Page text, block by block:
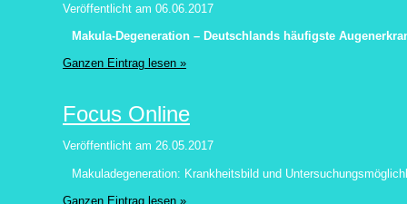
Veröffentlicht am 06.06.2017
Makula-Degeneration – Deutschlands häufigste
Ganzen Eintrag lesen »
Focus Online
Veröffentlicht am 26.05.2017
Makuladegeneration: Krankheitsbild und
Ganzen Eintrag lesen »